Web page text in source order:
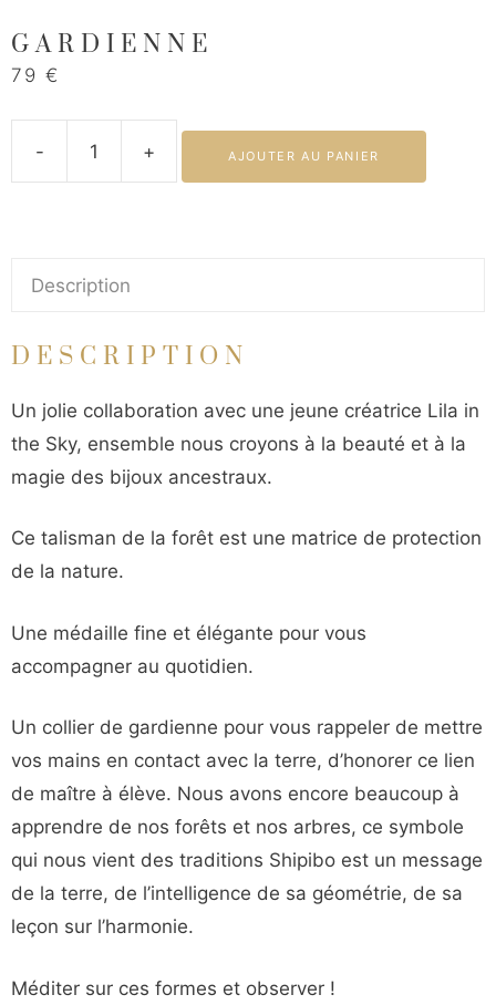
GARDIENNE
79 €
-
quantité
+ AJOUTER AU PANIER
Description
DESCRIPTION
Un jolie collaboration avec une jeune créatrice Lila in
the Sky, ensemble nous croyons à la beauté et à la
magie des bijoux ancestraux.
Ce talisman de la forêt est une matrice de protection
de la nature.
Une médaille fine et élégante pour vous
accompagner au quotidien.
Un collier de gardienne pour vous rappeler de mettre
vos mains en contact avec la terre, d’honorer ce lien
de maître à élève. Nous avons encore beaucoup à
apprendre de nos forêts et nos arbres, ce symbole
qui nous vient des traditions Shipibo est un message
de la terre, de l’intelligence de sa géométrie, de sa
leçon sur l’harmonie.
Méditer sur ces formes et observer !